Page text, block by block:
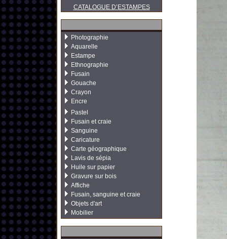
CATALOGUE D’ESTAMPES
Photographie
Aquarelle
Estampe
Ethnographie
Fusain
Gouache
Crayon
Encre
Pastel
Fusain et craie
Sanguine
Caricature
Carte géographique
Lavis de sépia
Huile sur papier
Gravure sur bois
Affiche
Fusain, sanguine et craie
Objets d'art
Mobilier